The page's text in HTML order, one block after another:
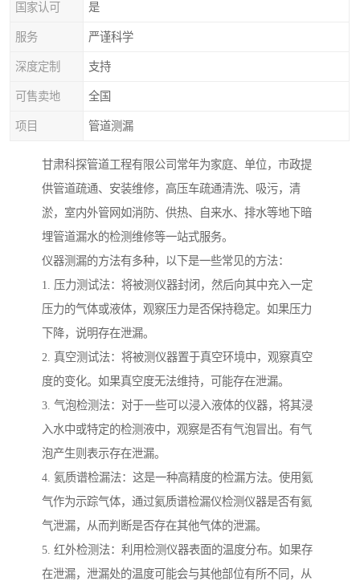
国家认可 是
服务 严谨科学
深度定制 支持
可售卖地 全国
项目 管道测漏
甘肃科探管道工程有限公司常年为家庭、单位，市政提
供管道疏通、安装维修，高压车疏通清洗、吸污，清
淤，室内外管网如消防、供热、自来水、排水等地下暗
埋管道漏水的检测维修等一站式服务。
仪器测漏的方法有多种，以下是一些常见的方法：
1. 压力测试法：将被测仪器封闭，然后向其中充入一定
压力的气体或液体，观察压力是否保持稳定。如果压力
下降，说明存在泄漏。
2. 真空测试法：将被测仪器置于真空环境中，观察真空
度的变化。如果真空度无法维持，可能存在泄漏。
3. 气泡检测法：对于一些可以浸入液体的仪器，将其浸
入水中或特定的检测液中，观察是否有气泡冒出。有气
泡产生则表示存在泄漏。
4. 氦质谱检漏法：这是一种高精度的检漏方法。使用氦
气作为示踪气体，通过氦质谱检漏仪检测仪器是否有氦
气泄漏，从而判断是否存在其他气体的泄漏。
5. 红外检测法：利用检测仪器表面的温度分布。如果存
在泄漏，泄漏处的温度可能会与其他部位有所不同，从